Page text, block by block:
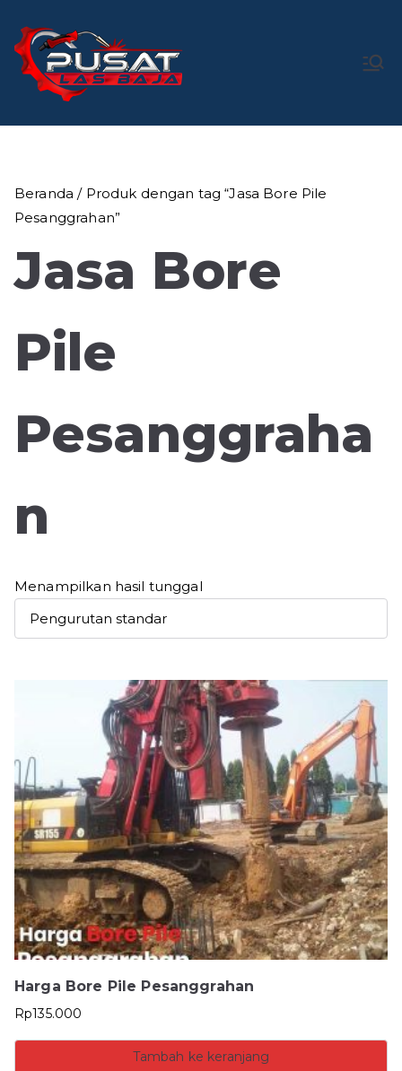
konten
Baja
Pusat Bengkel Las Profesional di Indonesia
Beranda / Produk dengan tag “Jasa Bore Pile
Pesanggrahan”
Jasa Bore
Pile
Pesanggraha
n
Menampilkan hasil tunggal
Harga Bore Pile Pesanggrahan
Rp135.000
Tambah ke keranjang